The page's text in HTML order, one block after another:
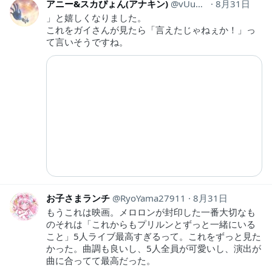
アニー&スカぴょん(アナキン) vUu7MGsu9fAUswR
8月31日
」と嬉しくなりました。
これをガイさんが見たら「言えたじゃねぇか！」っ
て言いそうですね。
お子さまランチ RyoYama27911
8月31日
もうこれは映画。メロロンが封印した一番大切なも
のそれは「これからもプリルンとずっと一緒にいる
こと」5人ライブ最高すぎるって。これをずっと見た
かった。曲調も良いし、5人全員が可愛いし、演出が
曲に合ってて最高だった。